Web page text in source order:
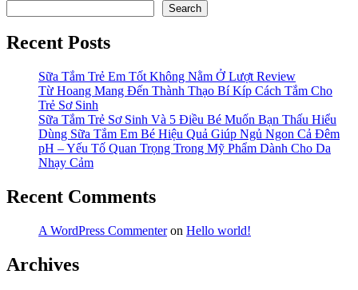
Search
Recent Posts
Sữa Tắm Trẻ Em Tốt Không Nằm Ở Lượt Review
Từ Hoang Mang Đến Thành Thạo Bí Kíp Cách Tắm Cho
Trẻ Sơ Sinh
Sữa Tắm Trẻ Sơ Sinh Và 5 Điều Bé Muốn Bạn Thấu Hiểu
Dùng Sữa Tắm Em Bé Hiệu Quả Giúp Ngủ Ngon Cả Đêm
pH – Yếu Tố Quan Trọng Trong Mỹ Phẩm Dành Cho Da
Nhạy Cảm
Recent Comments
A WordPress Commenteron Hello world!
Archives